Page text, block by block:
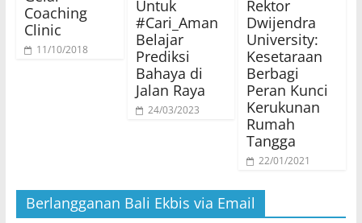
Coaching
Clinic
11/10/2018
Untuk
#Cari_Aman
Belajar
Prediksi
Bahaya di
Jalan Raya
24/03/2023
Rektor
Dwijendra
University:
Kesetaraan
Berbagi
Peran Kunci
Kerukunan
Rumah
Tangga
22/01/2021
Berlangganan Bali Ekbis via Email